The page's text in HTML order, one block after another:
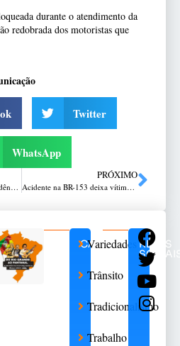
durante o atendimento da
redobrada dos motoristas que
Twitter
WhatsApp
Consumo de energia nas residências cresce quase 6% em julho e puxa alta nacional
PRÓXIMO
Acidente na BR-153 deixa vítima fatal em Erechim
CATEGORIAS
Variedades
Trânsito
Tradicionalismo
Trabalho
REDES